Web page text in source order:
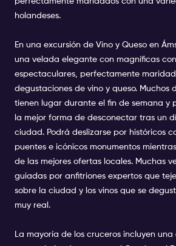
holandeses.
En una excursión de Vino y Queso en
una velada elegante con magníficas
espectaculares, perfectamente
degustaciones de vino y queso. Muchos
tienen lugar durante el fin de semana y
la mejor forma de desconectar tras un
ciudad. Podrá deslizarse por históricos
puentes e icónicos monumentos
de las mejores ofertas locales. Muchas
guiadas por anfitriones expertos que
sobre la ciudad y los vinos que se
muy real.
La mayoría de los cruceros incluyen